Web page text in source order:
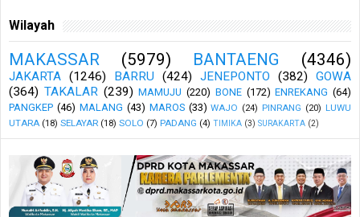
Wilayah
MAKASSAR (5979) BANTAENG (4346)
JAKARTA (1246) BARRU (424) JENEPONTO (382)
GOWA
(364) TAKALAR (239) MAMUJU (220) BONE (172) ENREKANG (64)
PANGKEP (46) MALANG (43) MAROS (33) WAJO (24) PINRANG (20) LUWU
UTARA (18) SELAYAR (18) SOLO (7) PADANG (4) TIMIKA (3) SURAKARTA (2)